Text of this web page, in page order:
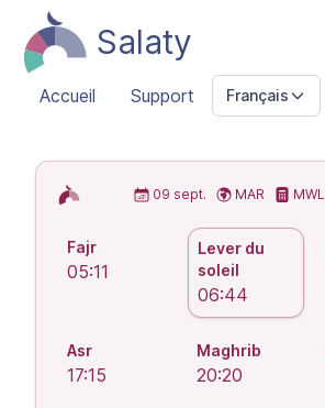
Salaty
Accueil Support Français
Horaires de prière islamiques
09 sept. MAR MWL
Fajr
05:11
Lever du
soleil
06:44
Asr
17:15
Maghrib
20:20